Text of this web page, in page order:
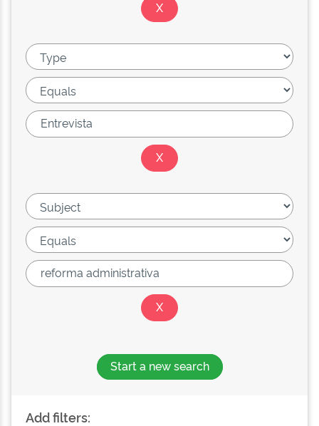
Start a new search
Add filters: